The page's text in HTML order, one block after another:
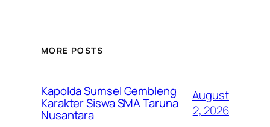
MORE POSTS
Kapolda Sumsel Gembleng
Karakter Siswa SMA Taruna
Nusantara
August
2, 2026